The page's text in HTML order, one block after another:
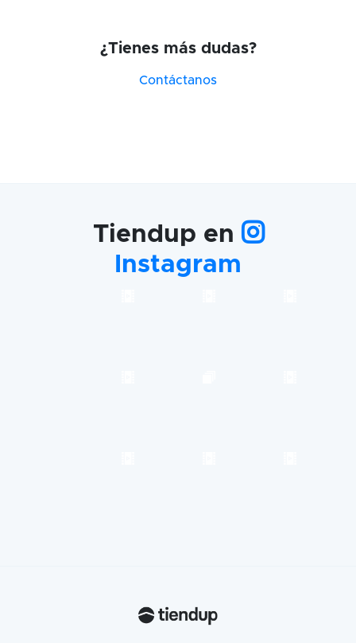
¿Tienes más dudas?
Contáctanos
Tiendup en
Instagram